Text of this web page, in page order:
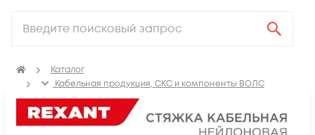
Каталог
Кабельная продукция, СКС и компоненты ВОЛС
Аксессуары для СКС (Материалы для монтажа)
Крепеж для кабеля